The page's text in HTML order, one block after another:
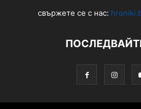
свържете се с нас: